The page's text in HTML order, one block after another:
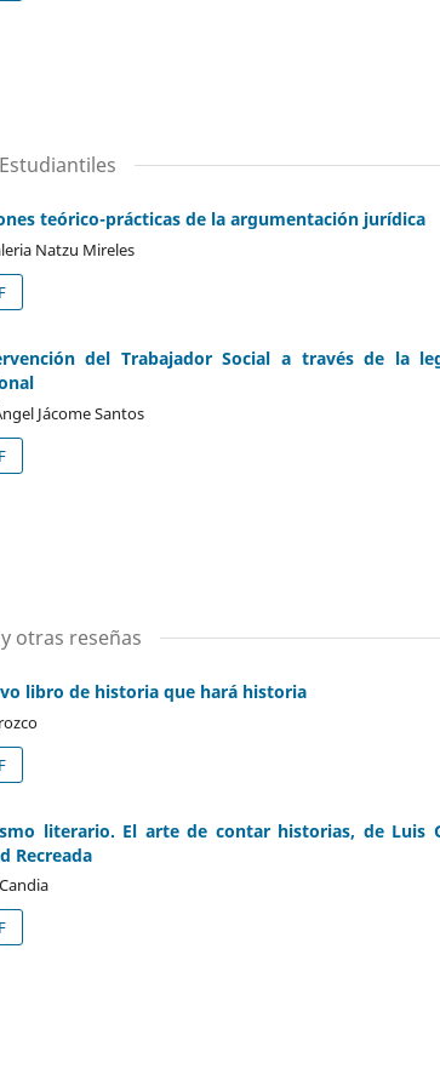
teórico-prácticas de la argumentación jurídica
Natzu Mireles
del Trabajador Social a través de la
Jácome Santos
otras reseñas
libro de historia que hará historia
literario. El arte de contar historias, de Luis
Recreada